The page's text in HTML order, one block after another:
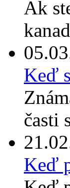
Ak
Keď
časti
Keď